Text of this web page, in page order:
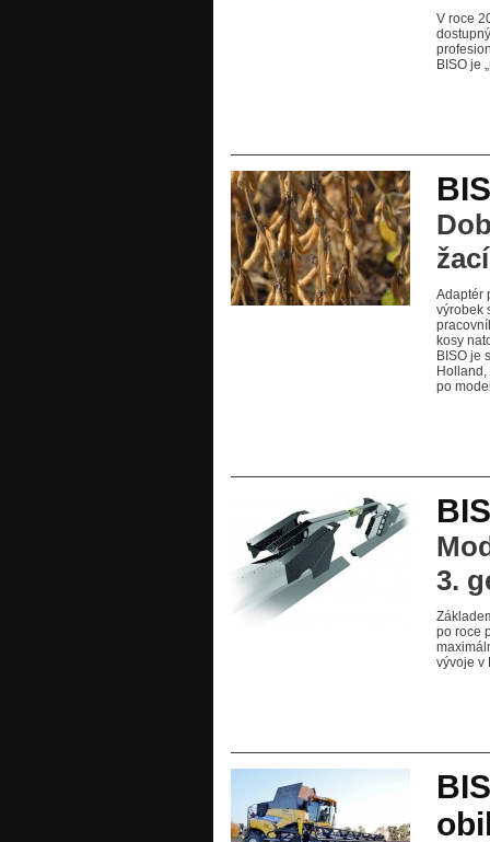
V roce
BISO je
Adaptér
výrobek
kosy
BISO je
Holland,
po
3.
po roce
vývoje v